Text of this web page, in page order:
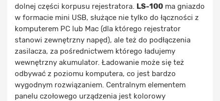
dolnej części korpusu rejestratora. LS-100 ma gniazdo
w formacie mini USB, służące nie tylko do łączności z
komputerem PC lub Mac (dla którego rejestrator
stanowi zewnętrzny napęd), ale też do podłączenia
zasilacza, za pośrednictwem którego ładujemy
wewnętrzny akumulator. Ładowanie może się też
odbywać z poziomu komputera, co jest bardzo
wygodnym rozwiązaniem. Centralnym elementem
panelu czołowego urządzenia jest kolorowy